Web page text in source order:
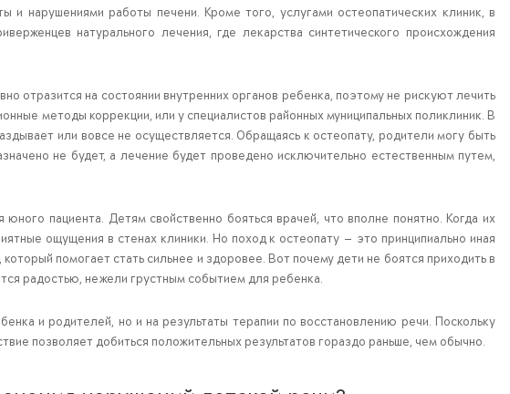
нарушениями работы печени. Кроме того, услугами остеопатических клиник, в
натурального лечения, где лекарства синтетического происхождения
отразится на состоянии внутренних органов ребенка, поэтому не рискуют лечить
методы коррекции, или у специалистов районных муниципальных поликлиник. В
или вовсе не осуществляется. Обращаясь к остеопату, родители могу быть
не будет, а лечение будет проведено исключительно естественным путем,
пациента. Детям свойственно бояться врачей, что вполне понятно. Когда их
ощущения в стенах клиники. Но поход к остеопату — это принципиально иная
помогает стать сильнее и здоровее. Вот почему дети не боятся приходить в
радостью, нежели грустным событием для ребенка.
и родителей, но и на результаты терапии по восстановлению речи. Поскольку
позволяет добиться положительных результатов гораздо раньше, чем обычно.